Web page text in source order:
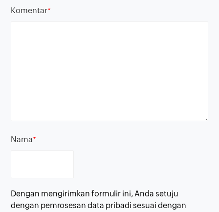
Komentar*
Nama*
Dengan mengirimkan formulir ini, Anda setuju
dengan pemrosesan data pribadi sesuai dengan